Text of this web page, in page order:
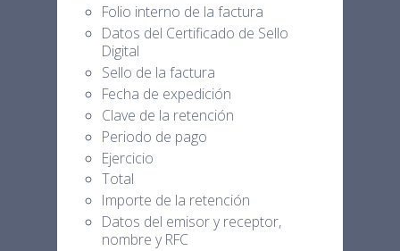
Folio interno de la factura
Datos del Certificado de Sello
Digital
Sello de la factura
Fecha de expedición
Clave de la retención
Periodo de pago
Ejercicio
Total
Importe de la retención
Datos del emisor y receptor,
nombre y RFC